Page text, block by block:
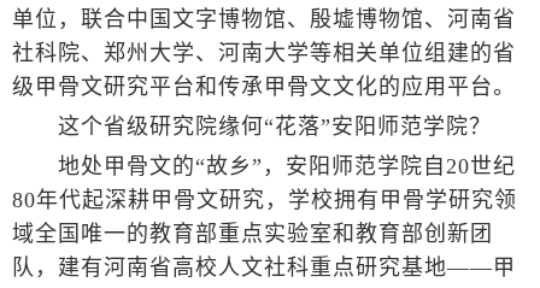
单位，联合中国文字博物馆、殷墟博物馆、河南省
社科院、郑州大学、河南大学等相关单位组建的省
级甲骨文研究平台和传承甲骨文文化的应用平台。
这个省级研究院缘何“花落”安阳师范学院？
地处甲骨文的“故乡”，安阳师范学院自20世纪
80年代起深耕甲骨文研究，学校拥有甲骨学研究领
域全国唯一的教育部重点实验室和教育部创新团
队，建有河南省高校人文社科重点研究基地——甲